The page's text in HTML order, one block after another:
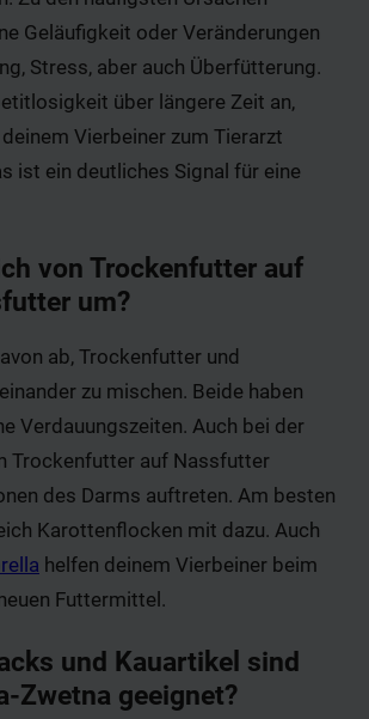
Geläufigkeit oder Veränderungen
Stress, aber auch Überfütterung.
über längere Zeit an,
Vierbeiner zum Tierarzt
ist ein deutliches Signal für eine
von Trockenfutter auf
um?
ab, Trockenfutter und
zu mischen. Beide haben
Verdauungszeiten. Auch bei der
Trockenfutter auf Nassfutter
des Darms auftreten. Am besten
Karottenflocken mit dazu. Auch
helfen deinem Vierbeiner beim
Futtermittel.
und Kauartikel sind
Zwetna geeignet?